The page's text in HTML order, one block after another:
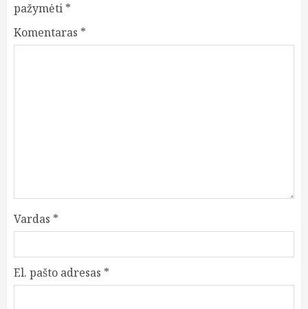
pažymėti *
Komentaras *
Vardas *
El. pašto adresas *